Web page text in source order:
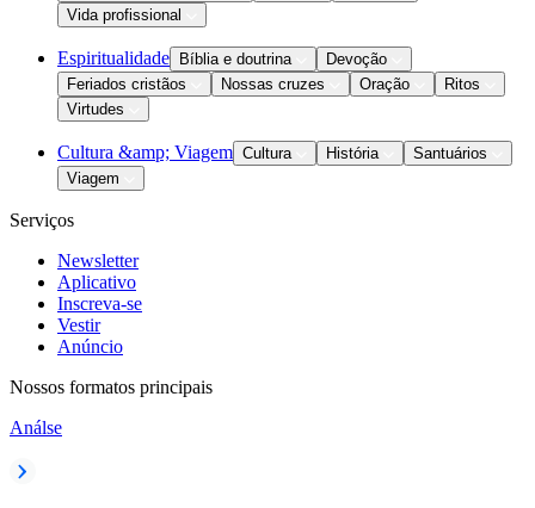
Vida profissional
Espiritualidade Bíblia e doutrina
Devoção
Feriados cristãos
Nossas cruzes Oração
Ritos
Virtudes
Cultura &amp; Viagem Cultura História
Santuários
Viagem
Serviços
Newsletter
Aplicativo
Inscreva-se
Vestir
Anúncio
Nossos formatos principais
Análse